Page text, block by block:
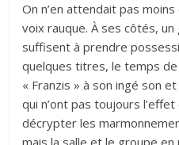
On n’en attendait pas
voix rauque. À ses côtés,
suffisent à prendre
quelques titres, le temps
« Franzis » à son ingé son
qui n’ont pas toujours
décrypter les